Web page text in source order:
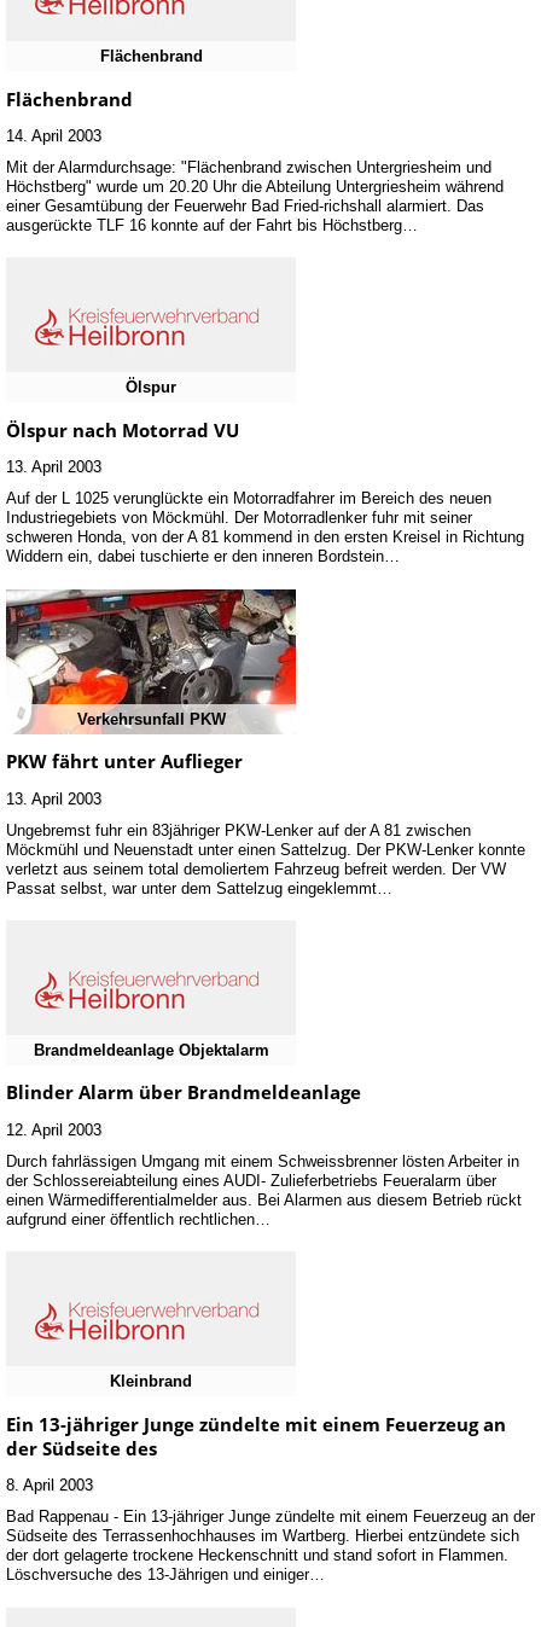
Flächenbrand
Flächenbrand
14. April 2003
Mit der Alarmdurchsage: "Flächenbrand zwischen Untergriesheim und
Höchstberg" wurde um 20.20 Uhr die Abteilung Untergriesheim während
einer Gesamtübung der Feuerwehr Bad Fried-richshall alarmiert. Das
ausgerückte TLF 16 konnte auf der Fahrt bis Höchstberg…
Ölspur
Ölspur nach Motorrad VU
13. April 2003
Auf der L 1025 verunglückte ein Motorradfahrer im Bereich des neuen
Industriegebiets von Möckmühl. Der Motorradlenker fuhr mit seiner
schweren Honda, von der A 81 kommend in den ersten Kreisel in Richtung
Widdern ein, dabei tuschierte er den inneren Bordstein…
Verkehrsunfall PKW
PKW fährt unter Auflieger
13. April 2003
Ungebremst fuhr ein 83jähriger PKW-Lenker auf der A 81 zwischen
Möckmühl und Neuenstadt unter einen Sattelzug. Der PKW-Lenker konnte
verletzt aus seinem total demoliertem Fahrzeug befreit werden. Der VW
Passat selbst, war unter dem Sattelzug eingeklemmt…
Brandmeldeanlage Objektalarm
Blinder Alarm über Brandmeldeanlage
12. April 2003
Durch fahrlässigen Umgang mit einem Schweissbrenner lösten Arbeiter in
der Schlossereiabteilung eines AUDI- Zulieferbetriebs Feueralarm über
einen Wärmedifferentialmelder aus. Bei Alarmen aus diesem Betrieb rückt
aufgrund einer öffentlich rechtlichen…
Kleinbrand
Ein 13-jähriger Junge zündelte mit einem Feuerzeug an
der Südseite des
8. April 2003
Bad Rappenau - Ein 13-jähriger Junge zündelte mit einem Feuerzeug an der
Südseite des Terrassenhochhauses im Wartberg. Hierbei entzündete sich
der dort gelagerte trockene Heckenschnitt und stand sofort in Flammen.
Löschversuche des 13-Jährigen und einiger…